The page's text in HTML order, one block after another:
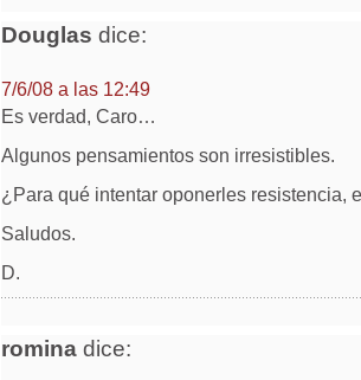
Douglas dice:
7/6/08 a las 12:49
Es verdad, Caro…
Algunos pensamientos son irresistibles.
¿Para qué intentar oponerles resistencia,
Saludos.
D.
rominadice: